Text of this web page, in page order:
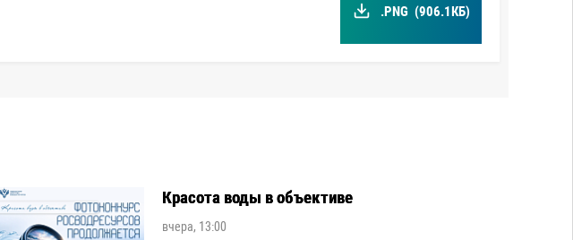
.PNG (906.1КБ)
Красота воды в объективе
вчера, 13:00